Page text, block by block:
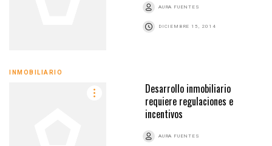
AURA FUENTES
DICIEMBRE 15, 2014
INMOBILIARIO
Desarrollo inmobiliario
requiere regulaciones e
incentivos
AURA FUENTES